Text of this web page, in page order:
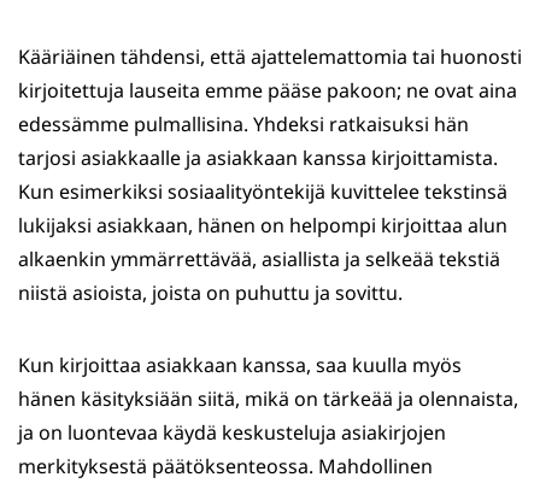
Kääriäinen tähdensi, että ajattelemattomia tai huonosti
kirjoitettuja lauseita emme pääse pakoon; ne ovat aina
edessämme pulmallisina. Yhdeksi ratkaisuksi hän
tarjosi asiakkaalle ja asiakkaan kanssa kirjoittamista.
Kun esimerkiksi sosiaalityöntekijä kuvittelee tekstinsä
lukijaksi asiakkaan, hänen on helpompi kirjoittaa alun
alkaenkin ymmärrettävää, asiallista ja selkeää tekstiä
niistä asioista, joista on puhuttu ja sovittu.
Kun kirjoittaa asiakkaan kanssa, saa kuulla myös
hänen käsityksiään siitä, mikä on tärkeää ja olennaista,
ja on luontevaa käydä keskusteluja asiakirjojen
merkityksestä päätöksenteossa. Mahdollinen